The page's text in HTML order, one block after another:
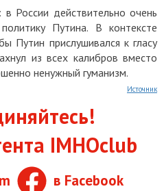
России действительно очень
Путина. В контексте
Путин прислушивался к гласу
из всех калибров вместо
ненужный гуманизм.
Источник
IMHOclub
в Facebook